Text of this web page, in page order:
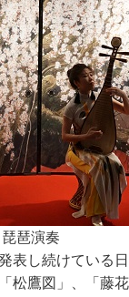
琵琶演奏
表し続けている
松鷹図」、「藤